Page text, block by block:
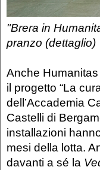
"Brera in
pranzo (dettaglio)
Anche
il progetto “La
dell’Accademia
Castelli di
installazioni
mesi della lotta.
davanti a sé la